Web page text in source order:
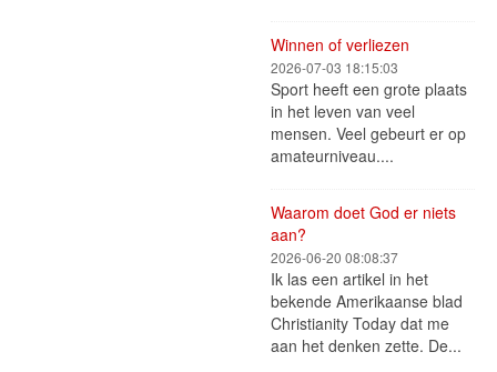
Winnen of verliezen
2026-07-03 18:15:03
Sport heeft een grote plaats
in het leven van veel
mensen. Veel gebeurt er op
amateurniveau....
Waarom doet God er niets
aan?
2026-06-20 08:08:37
Ik las een artikel in het
bekende Amerikaanse blad
Christianity Today dat me
aan het denken zette. De...